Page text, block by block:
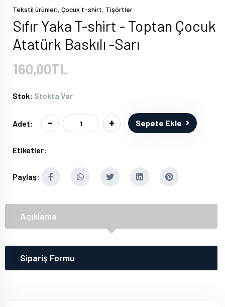
Tekstil ürünleri, Çocuk t-shirt, Tişörtler
Sıfır Yaka T-shirt - Toptan Çocuk
Atatürk Baskılı -Sarı
160,00TL
Stok: Stokta Var
Adet: - + Sepete Ekle
Etiketler:
Paylaş:
Açıklama
Sipariş Formu